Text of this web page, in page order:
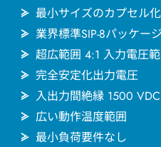
最小サイズのカプセル
業界標準SIP-8パッケージ
超広範囲 4:1 入力電圧
完全安定化出力電圧
入出力間絶縁 1500 VDC
広い動作温度範囲
最小負荷要件なし
会社情報
最新情報
お問い合わせ